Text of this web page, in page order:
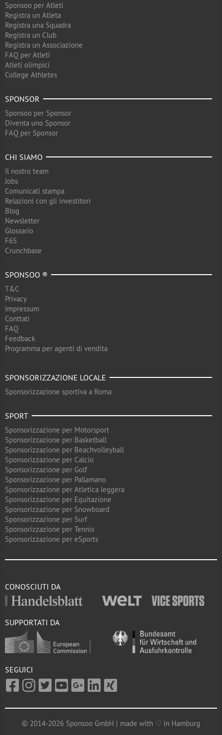
Sponsoo per Atleti
Registra un Atleta
Registra una Squadra
Registra un Club
Registra un Associazione
FAQ per Atleti
Atleti olimpici
College Athletes
SPONSOR
Sponsoo per Sponsor
Diventa uno Sponsor
FAQ per Sponsor
CHI SIAMO
Il nostro team
Jobs
Comunicati stampa
Relazioni con gli investitori
Blog
Newsletter
Glossario
F6S
Crunchbase
SPONSOO ®
T&C
Privacy
Impressum
Conttati
FAQ
Feedback
Programma per agenti di vendita
SPONSORIZZAZIONE LOCALE
Sponsorizzazione sportiva a Roma
SPORT
Sponsorizzazione per Motorsport
Sponsorizzazione per Basketball
Sponsorizzazione per Beachvolleyball
Sponsorizzazione per Calcio
Sponsorizzazione per Golf
Sponsorizzazione per Pallamano
Sponsorizzazione per Atletica leggera
Sponsorizzazione per Equitazione
Sponsorizzazione per Snowboard
Sponsorizzazione per Surf
Sponsorizzazione per Tennis
Sponsorizzazione per eSports
CONOSCIUTI DA
SUPPORTATI DA
SEGUICI
© 2014-2026 Sponsoo GmbH | made with ♡ in Hamburg